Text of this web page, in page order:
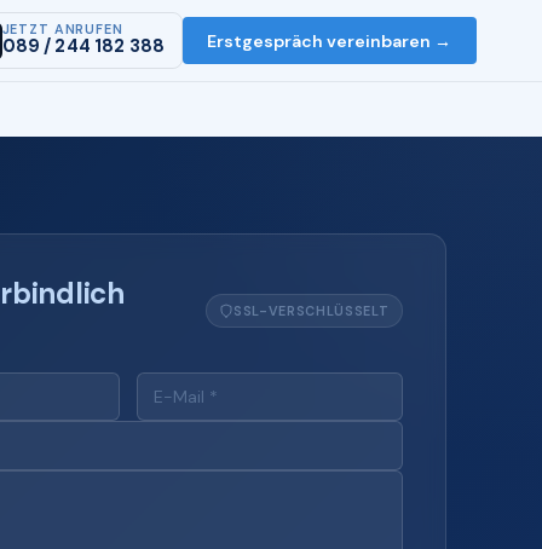
JETZT ANRUFEN
089 / 244 182 388 Erstgespräch vereinbaren →
SSL-VERSCHLÜSSELT